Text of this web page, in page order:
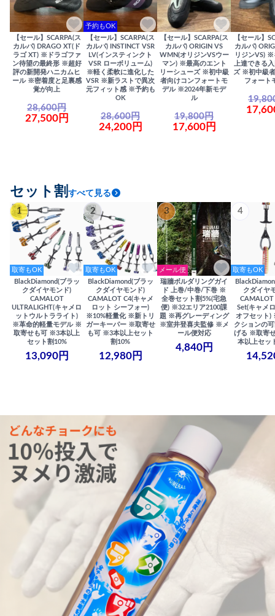
【セール】SCARPA(ス
カルパ) DRAGO XT(ド
ラゴ XT) ※ドラゴファ
ン待望の最終形 ※超好
評の新開発ハニカムヒ
ール ※密着度と足裏感
覚が向上
28,600円
27,500円
予約もOK
【セール】SCARPA(ス
カルパ) INSTINCT VSR
LV(インスティンクト
VSR ローボリューム)
※軽く柔軟に進化した
VSR ※新ラストで異次
元フィット感 ※予約も
OK
28,600円
24,200円
【セール】SCARPA(ス
カルパ) ORIGIN VS
WMN(オリジンVSウー
マン) ※最高のエント
リーシューズ ※初中級
者向けコンフォートモ
デル ※2024年新モデ
ル
19,800円
17,600円
【セール】
カルパ)
リジンVS) ※
上達できる
ズ ※初中級
フォート
セット割 すべて見る
1
取寄もOK
BlackDiamond(ブラッ
クダイヤモンド)
CAMALOT
ULTRALIGHT(キャメロ
ットウルトラライト)
※革命的軽量モデル ※
取寄せも可 ※3本以上
セット割10%
13,090円
2
取寄もOK
BlackDiamond(ブラッ
クダイヤモンド)
CAMALOT C4(キャメ
ロット シーフォー)
※10%軽量化 ※新トリ
ガーキーパー ※取寄せ
も可 ※3本以上セット
割10%
12,980円
3
メール便
瑞牆ボルダリングガイ
ド 上巻/中巻/下巻 ※
全巻セット割5%(宅急
便) ※32エリア2100課
題 ※再グレーディング
※室井登喜夫監修 ※メ
ール便対応
4,840円
4
取寄もOK
クダイヤ
Set(キャメ
オフセット)
クションの
げる ※取寄
本以上セッ